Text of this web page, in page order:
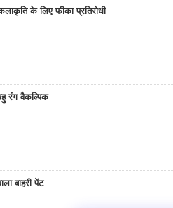
के लिए फीका प्रतिरोधी
रंग वैकल्पिक
बाहरी पेंट